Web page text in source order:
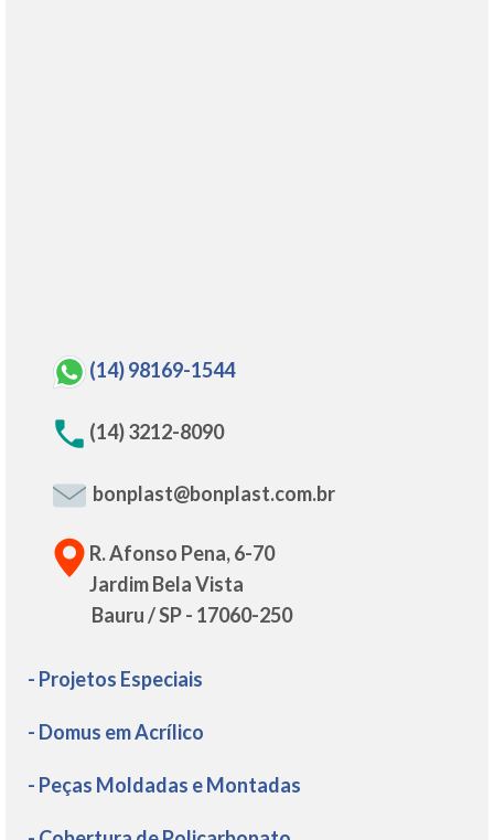
(14) 98169-1544
(14) 3212-8090
bonplast@bonplast.com.br
R. Afonso Pena, 6-70
Jardim Bela Vista
Bauru / SP - 17060-250
- Projetos Especiais
- Domus em Acrílico
- Peças Moldadas e Montadas